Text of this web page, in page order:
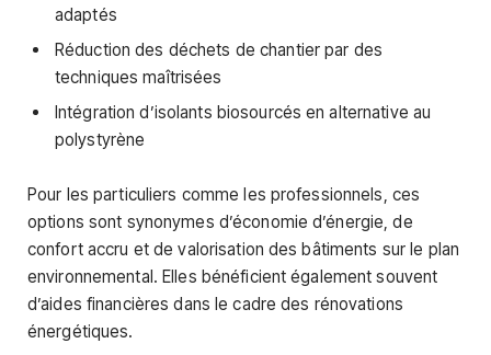
adaptés
Réduction des déchets de chantier par des
techniques maîtrisées
Intégration d’isolants biosourcés en alternative au
polystyrène
Pour les particuliers comme les professionnels, ces
options sont synonymes d’économie d’énergie, de
confort accru et de valorisation des bâtiments sur le plan
environnemental. Elles bénéficient également souvent
d’aides financières dans le cadre des rénovations
énergétiques.